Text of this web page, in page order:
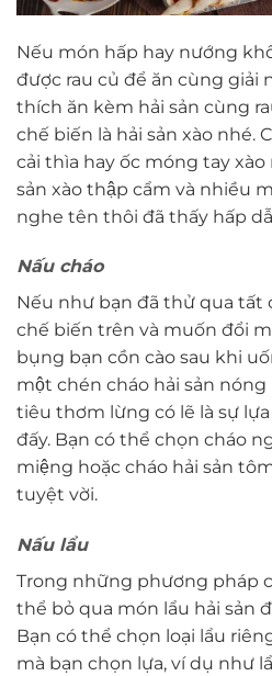
Nếu món hấp hay nướng
được rau củ để ăn cùng giải
thích ăn kèm hải sản cùng
chế biến là hải sản xào nhé.
cải thìa hay ốc móng tay
sản xào thập cẩm và nhiều
nghe tên thôi đã thấy hấp
Nấu cháo
Nếu như bạn đã thử qua tất
chế biến trên và muốn đổi
bụng bạn cồn cào sau khi
một chén cháo hải sản
tiêu thơm lừng có lẽ là sự
đấy. Bạn có thể chọn cháo
miệng hoặc cháo hải sản
tuyệt vời.
Nấu lẩu
Trong những phương pháp
thể bỏ qua món lẩu hải sản
Bạn có thể chọn loại lẩu
mà bạn chọn lựa, ví dụ như